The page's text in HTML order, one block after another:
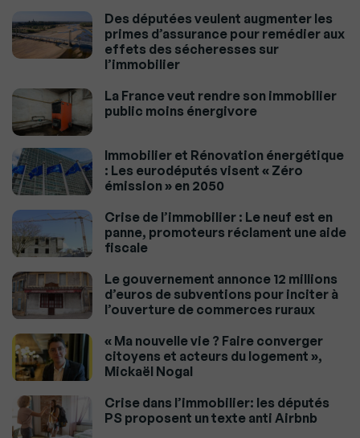
Des députées veulent augmenter les
primes d’assurance pour remédier aux
effets des sécheresses sur
l’immobilier
La France veut rendre son immobilier
public moins énergivore
Immobilier et Rénovation énergétique
: Les eurodéputés visent « Zéro
émission » en 2050
Crise de l’immobilier : Le neuf est en
panne, promoteurs réclament une aide
fiscale
Le gouvernement annonce 12 millions
d’euros de subventions pour inciter à
l’ouverture de commerces ruraux
« Ma nouvelle vie ? Faire converger
citoyens et acteurs du logement »,
Mickaël Nogal
Crise dans l’immobilier: les députés
PS proposent un texte anti Airbnb